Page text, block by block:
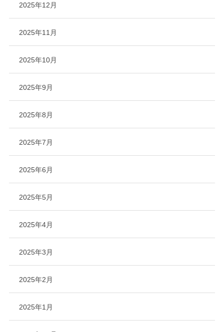
2025年12月
2025年11月
2025年10月
2025年9月
2025年8月
2025年7月
2025年6月
2025年5月
2025年4月
2025年3月
2025年2月
2025年1月